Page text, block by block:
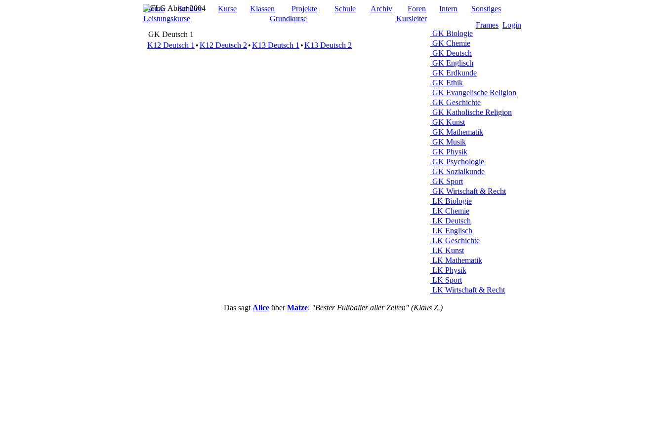
Frames Login
Home Schüler Kurse Klassen Projekte Schule Archiv Foren Intern
Sonstiges
Leistungskurse
Grundkurse
Kursleiter
GK Biologie
GK Chemie
GK Deutsch
GK Englisch
GK Erdkunde
GK Ethik
GK Evangelische Religion
GK Geschichte
GK Katholische Religion
GK Kunst
GK Mathematik
GK Musik
GK Physik
GK Psychologie
GK Sozialkunde
GK Sport
GK Wirtschaft & Recht
LK Biologie
LK Chemie
LK Deutsch
LK Englisch
LK Geschichte
LK Kunst
LK Mathematik
LK Physik
LK Sport
LK Wirtschaft & Recht
GK Deutsch 1
K12 Deutsch 1 •K12 Deutsch 2 •K13 Deutsch 1 •K13 Deutsch 2
Das sagt AliceüberMatze: "Bester Fußballer aller Zeiten" (Klaus Z.)